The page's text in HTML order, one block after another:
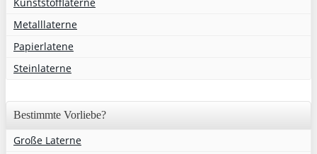
Metalllaterne
Papierlatene
Steinlaterne
Bestimmte Vorliebe?
Große Laterne